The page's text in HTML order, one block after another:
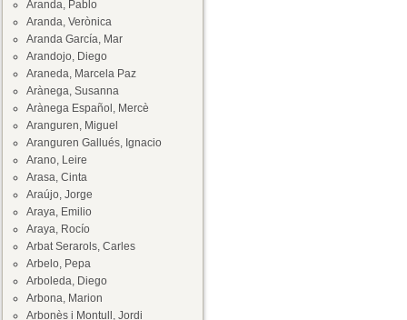
Aranda, Pablo
Aranda, Verònica
Aranda García, Mar
Arandojo, Diego
Araneda, Marcela Paz
Arànega, Susanna
Arànega Español, Mercè
Aranguren, Miguel
Aranguren Gallués, Ignacio
Arano, Leire
Arasa, Cinta
Araújo, Jorge
Araya, Emilio
Araya, Rocío
Arbat Serarols, Carles
Arbelo, Pepa
Arboleda, Diego
Arbona, Marion
Arbonès i Montull, Jordi